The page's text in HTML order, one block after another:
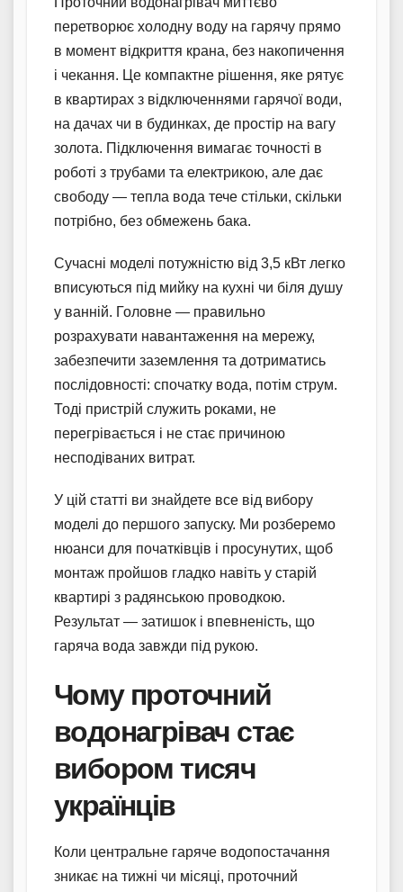
перетворює холодну воду на гарячу прямо
в момент відкриття крана, без накопичення
і чекання. Це компактне рішення, яке рятує
в квартирах з відключеннями гарячої води,
на дачах чи в будинках, де простір на вагу
золота. Підключення вимагає точності в
роботі з трубами та електрикою, але дає
свободу — тепла вода тече стільки, скільки
потрібно, без обмежень бака.
Сучасні моделі потужністю від 3,5 кВт легко
вписуються під мийку на кухні чи біля душу
у ванній. Головне — правильно
розрахувати навантаження на мережу,
забезпечити заземлення та дотриматись
послідовності: спочатку вода, потім струм.
Тоді пристрій служить роками, не
перегрівається і не стає причиною
несподіваних витрат.
У цій статті ви знайдете все від вибору
моделі до першого запуску. Ми розберемо
нюанси для початківців і просунутих, щоб
монтаж пройшов гладко навіть у старій
квартирі з радянською проводкою.
Результат — затишок і впевненість, що
гаряча вода завжди під рукою.
Чому проточний
водонагрівач стає
вибором тисяч
українців
Коли центральне гаряче водопостачання
зникає на тижні чи місяці, проточний